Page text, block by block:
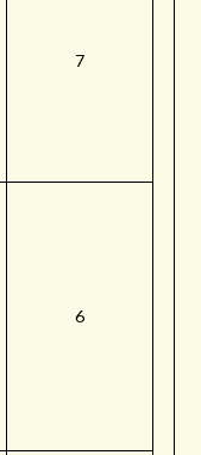
7
6